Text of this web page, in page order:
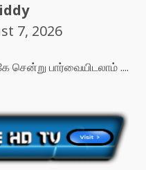
7, 2026
பார்வையிடலாம் ....